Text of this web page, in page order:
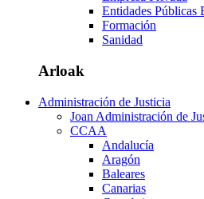
Entidades Públicas
Formación
Sanidad
Arloak
Administración de Justicia
Joan Administración de
CCAA
Andalucía
Aragón
Baleares
Canarias